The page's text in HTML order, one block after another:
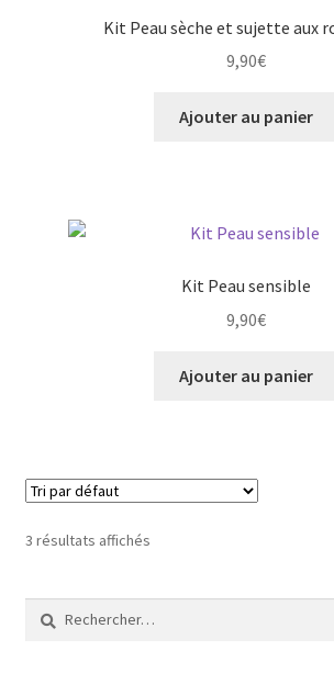
Kit Peau sèche et sujette aux
9,90€
Ajouter au panier
Kit Peau sensible
9,90€
Ajouter au panier
3 résultats affichés
Rechercher :